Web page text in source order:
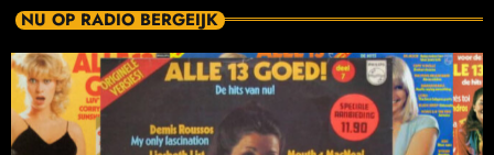
NU OP RADIO BERGEIJK